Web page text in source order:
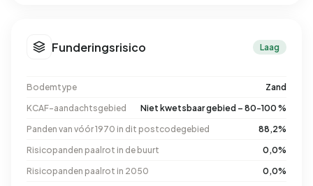
Funderingsrisico Laag
Bodemtype
Zand
KCAF-aandachtsgebied
Niet kwetsbaar gebied – 80-100 %
Panden van vóór 1970 in dit postcodegebied
88,2%
Risicopanden paalrot in de buurt
0,0%
Risicopanden paalrot in 2050
0,0%